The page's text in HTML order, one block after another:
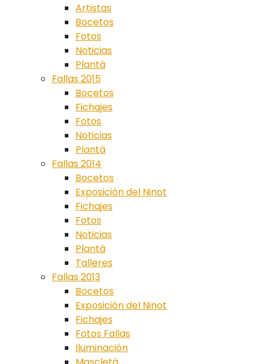
Artistas
Bocetos
Fotos
Noticias
Plantà
Fallas 2015
Bocetos
Fichajes
Fotos
Noticias
Plantà
Fallas 2014
Bocetos
Exposición del Ninot
Fichajes
Fotos
Noticias
Plantà
Talleres
Fallas 2013
Bocetos
Exposición del Ninot
Fichajes
Fotos Fallas
Iluminación